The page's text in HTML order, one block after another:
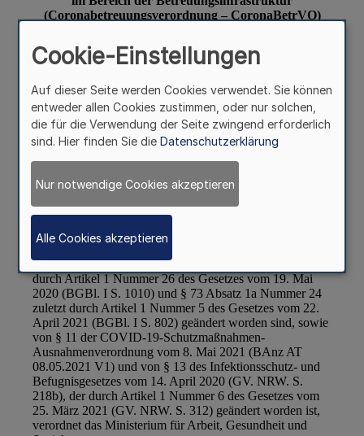
Cookie-Einstellungen
Auf dieser Seite werden Cookies verwendet. Sie können
entweder allen Cookies zustimmen, oder nur solchen,
die für die Verwendung der Seite zwingend erforderlich
sind. Hier finden Sie die Datenschutzerklärung
Nur notwendige Cookies akzeptieren
Alle Cookies akzeptieren